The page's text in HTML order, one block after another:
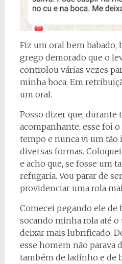
Fiz um oral bem babado,
grego demorado que o
controlou várias vezes
minha boca. Em
um oral.
Posso dizer que, durante
acompanhante, esse foi
tempo e nunca vi um tão
diversas formas.
e acho que, se fosse um
refugaria. Vou parar de
providenciar uma rola
Comecei pegando ele de
socando minha rola até
deixar mais lubrificado.
esse homem não parava
também de ladinho e de